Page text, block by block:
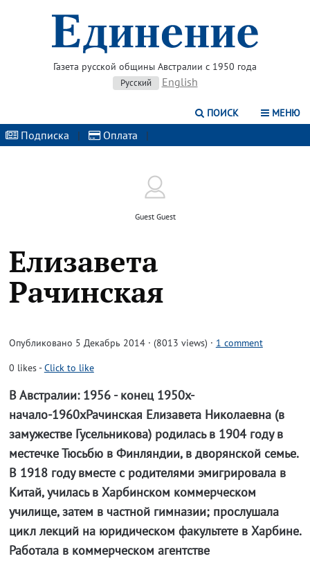
Газета русской общины Австралии с 1950 года
Русский English
ПОИСК МЕНЮ
Подписка | Оплата |
Guest Guest
Елизавета
Рачинская
Опубликовано 5 Декабрь 2014 · (8013 views) · 1 comment
0 likes-Click to like
В Австралии: 1956 - конец 1950х-
начало-1960хРачинская Елизавета Николаевна (в
замужестве Гусельникова) родилась в 1904 году в
местечке Тюсьбю в Финляндии, в дворянской семье.
В 1918 году вместе с родителями эмигрировала в
Китай, училась в Харбинском коммерческом
училище, затем в частной гимназии; прослушала
цикл лекций на юридическом факультете в Харбине.
Работала в коммерческом агентстве